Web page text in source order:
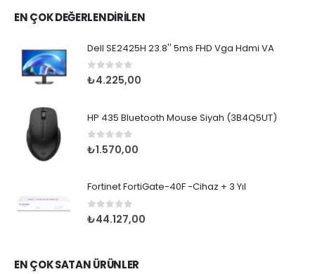
EN ÇOK DEĞERLENDİRİLEN
Dell SE2425H 23.8'' 5ms FHD Vga Hdmi VA
0 5 üzerinden
₺4.225,00
HP 435 Bluetooth Mouse Siyah (3B4Q5UT)
0 5 üzerinden
₺1.570,00
Fortinet FortiGate-40F -Cihaz + 3 Yıl
0 5 üzerinden
₺44.127,00
EN ÇOK SATAN ÜRÜNLER